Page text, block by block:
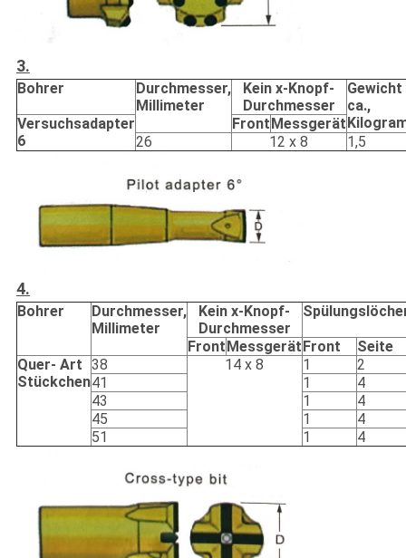
3.
Bohrer
Durchmesser,
Millimeter
Kein x-Knopf-
Durchmesser
Gewicht
ca.,
Versuchsadapter
6
FrontMessgerät
26
12 x 8 1,5
4.
Bohrer
Durchmesser,
Millimeter
Kein x-Knopf-
Durchmesser
FrontMessgerätFront
Seite
Quer- Art
Stückchen
38 14 x 8 1
2
41
1
4
43
1
4
45
1
4
51
1 4